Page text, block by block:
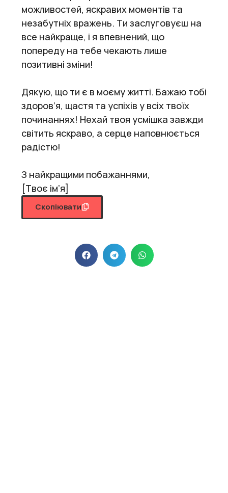
можливостей, яскравих моментів та
незабутніх вражень. Ти заслуговуєш на
все найкраще, і я впевнений, що
попереду на тебе чекають лише
позитивні зміни!
Дякую, що ти є в моєму житті. Бажаю тобі
здоров’я, щастя та успіхів у всіх твоїх
починаннях! Нехай твоя усмішка завжди
світить яскраво, а серце наповнюється
радістю!
З найкращими побажаннями,
[Твоє ім’я]
Скопіювати